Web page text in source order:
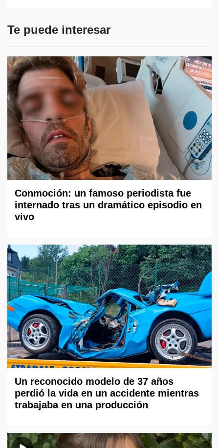
Te puede interesar
Conmoción: un famoso periodista fue
internado tras un dramático episodio en
vivo
Un reconocido modelo de 37 años
perdió la vida en un accidente mientras
trabajaba en una producción